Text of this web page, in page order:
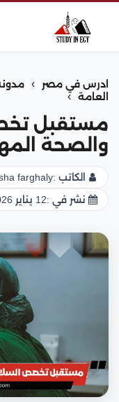
ادرس في مصر ›
العامة
›
مستقبل
والصحة
الكاتب :farghaly
نشر في :12 يناير 2026